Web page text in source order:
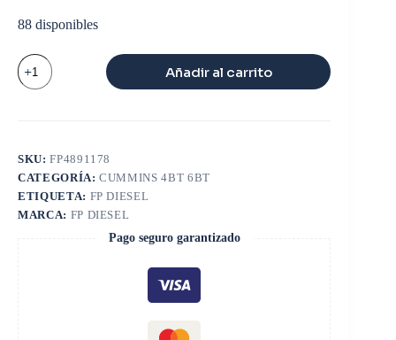
88 disponibles
BUJE
BIELA
4BT
Añadir al carrito
SKU:FP4891178
CATEGORÍA:CUMMINS 4BT 6BT
ETIQUETA: FP DIESEL
MARCA: FP DIESEL
Pago seguro garantizado